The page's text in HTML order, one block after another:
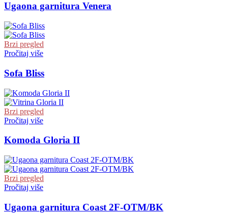
Ugaona garnitura Venera
Brzi pregled
Pročitaj više
Sofa Bliss
Brzi pregled
Pročitaj više
Komoda Gloria II
Brzi pregled
Pročitaj više
Ugaona garnitura Coast 2F-OTM/BK